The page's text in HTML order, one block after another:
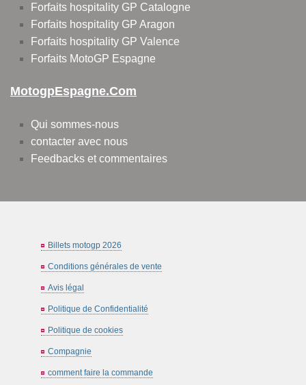
Forfaits hospitality GP Catalogne
Forfaits hospitality GP Aragon
Forfaits hospitality GP Valence
Forfaits MotoGP Espagne
MotogpEspagne.com
Qui sommes-nous
contacter avec nous
Feedbacks et commentaires
Billets motogp 2026
Conditions générales de vente
Avis légal
Politique de Confidentialité
Politique de cookies
Compagnie
comment faire la commande